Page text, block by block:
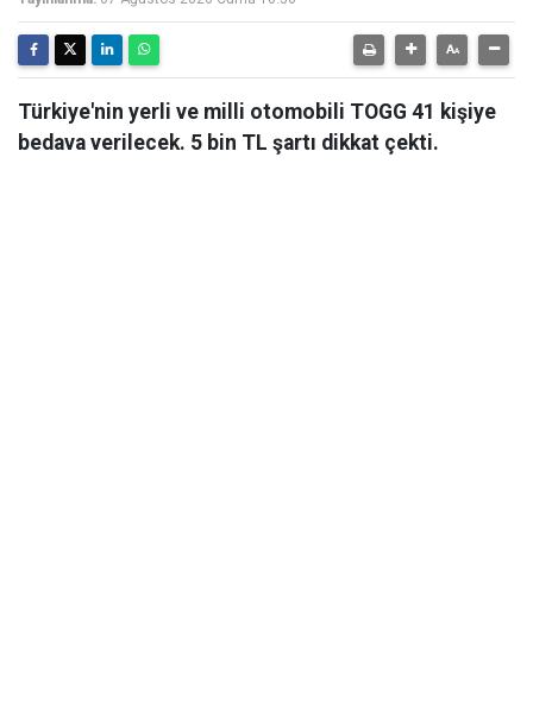
Türkiye'nin yerli ve milli otomobili TOGG 41 kişiye
bedava verilecek. 5 bin TL şartı dikkat çekti.